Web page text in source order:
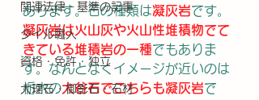
関連法律・基準の記事
タイル職人
資格・免許・独立
大理石・御影石・石材
あります。石の種類は凝灰岩です。
凝灰岩は火山灰や火山性堆積物でて
きている堆積岩の一種でもありま
す。なんとなくイメージが近いのは
栃木の大谷石でこちらも凝灰岩で